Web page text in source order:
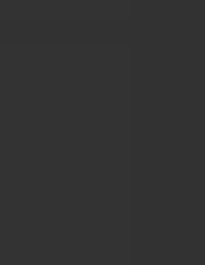
le
subtile.
agneau
en sauce
pour